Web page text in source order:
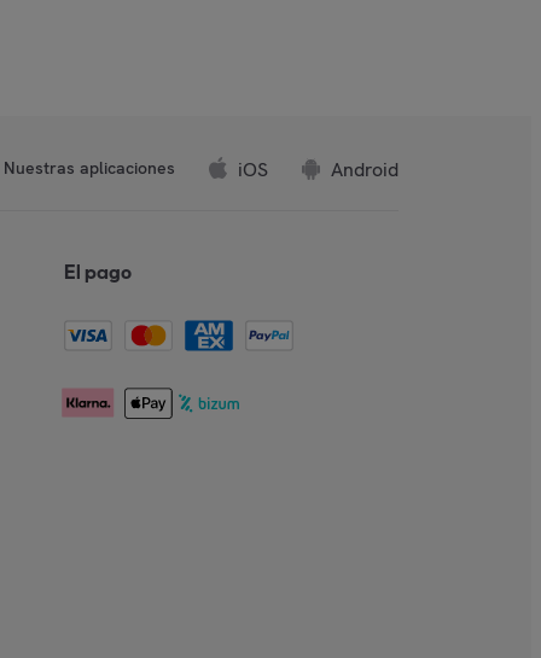
Nuestras aplicaciones iOS Android
El pago